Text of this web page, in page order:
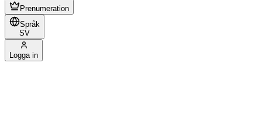
Prenumeration
Språk
SV
Logga in